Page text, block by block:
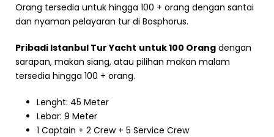
Orang tersedia untuk hingga 100 + orang dengan santai
dan nyaman pelayaran tur di Bosphorus.
Pribadi Istanbul Tur Yacht untuk 100 Orang dengan
sarapan, makan siang, atau pilihan makan malam
tersedia hingga 100 + orang.
Lenght: 45 Meter
Lebar: 9 Meter
1 Captain + 2 Crew + 5 Service Crew